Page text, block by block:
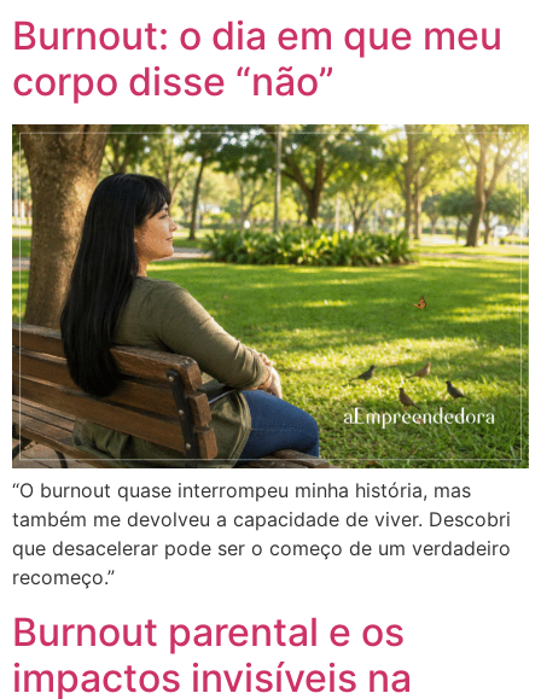
Burnout: o dia em que meu
corpo disse “não”
“O burnout quase interrompeu minha história, mas
também me devolveu a capacidade de viver. Descobri
que desacelerar pode ser o começo de um verdadeiro
recomeço.”
Burnout parental e os
impactos invisíveis na